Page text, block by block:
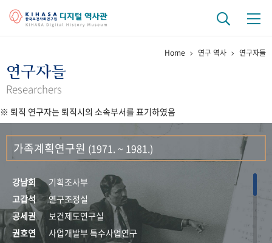
걸어온 길 기관 변천사
연구 역사
정책과 연구 키워드로 보는 연구 역사
연구자들
간행물 변천사
기록물 아카이브
사진 아카이브 문서 기록물 행정박물 영상 기록물
Home 연구 역사 연구자들
연구자들
Researchers
※ 퇴직 연구자는 퇴직시의 소속부서를 표기하였음
가족계획연구원 (1971. ~ 1981.)
강남희
기획조사부
고갑석
연구조정실
공세권
보건제도연구실
권호연
사업개발부 특수사업연구